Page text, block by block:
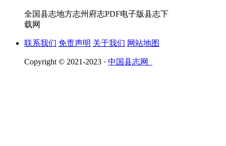
全国县志地方志州府志PDF电子版县志下
载网
联系我们 免责声明 关于我们 网站地图
Copyright © 2021-2023 · 中国县志网